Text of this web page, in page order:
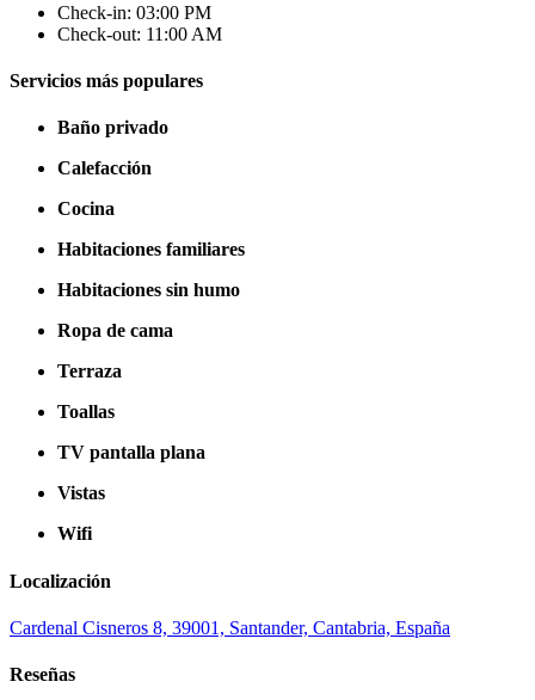
Check-in: 03:00 PM
Check-out: 11:00 AM
Servicios más populares
Baño privado
Calefacción
Cocina
Habitaciones familiares
Habitaciones sin humo
Ropa de cama
Terraza
Toallas
TV pantalla plana
Vistas
Wifi
Localización
Cardenal Cisneros 8, 39001, Santander, Cantabria, España
Reseñas